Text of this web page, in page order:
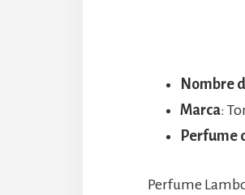
Nombre
Marca:
Perfume
Perfume